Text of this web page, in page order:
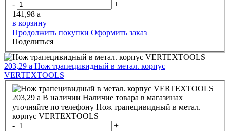
-
+
141,98 a
в корзину
Продолжить покупки Оформить заказ
Поделиться
203,29 a Нож трапецивидный в метал. корпус
VERTEXTOOLS
203,29 a В наличии Наличие товара в магазинах
уточняйте по телефону Нож трапецивидный в метал.
корпус VERTEXTOOLS
-
+